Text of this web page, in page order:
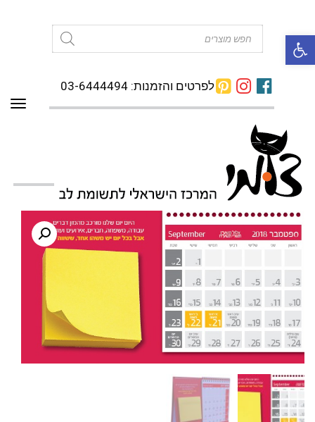
פתח סרגל נגישות
לפרטים והזמנות: 03-6444494